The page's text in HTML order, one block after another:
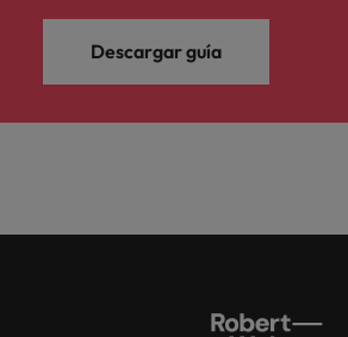
Descargar guía